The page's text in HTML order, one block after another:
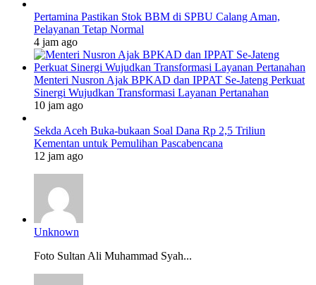
Pertamina Pastikan Stok BBM di SPBU Calang Aman,
Pelayanan Tetap Normal
4 jam ago
Menteri Nusron Ajak BPKAD dan IPPAT Se-Jateng Perkuat
Sinergi Wujudkan Transformasi Layanan Pertanahan
10 jam ago
Sekda Aceh Buka-bukaan Soal Dana Rp 2,5 Triliun
Kementan untuk Pemulihan Pascabencana
12 jam ago
Unknown
Foto Sultan Ali Muhammad Syah...